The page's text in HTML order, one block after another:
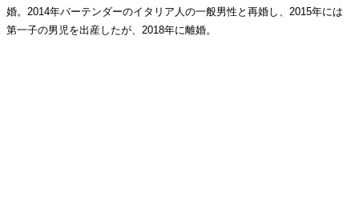
婚。2014年バーテンダーのイタリア人の一般男性と再婚し、2015年には
第一子の男児を出産したが、2018年に離婚。